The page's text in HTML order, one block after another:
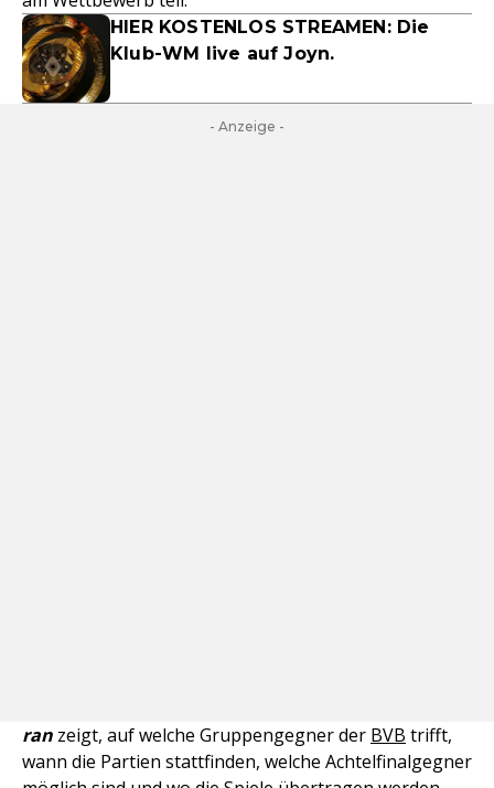
HIER KOSTENLOS STREAMEN: Die
Klub-WM live auf Joyn.
- Anzeige -
ran zeigt, auf welche Gruppengegner der BVB trifft,
wann die Partien stattfinden, welche Achtelfinalgegner